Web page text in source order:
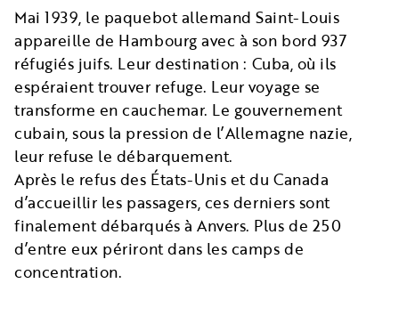
Mai 1939, le paquebot allemand Saint-Louis
appareille de Hambourg avec à son bord 937
réfugiés juifs. Leur destination : Cuba, où ils
espéraient trouver refuge. Leur voyage se
transforme en cauchemar. Le gouvernement
cubain, sous la pression de l’Allemagne nazie,
leur refuse le débarquement.
Après le refus des États-Unis et du Canada
d’accueillir les passagers, ces derniers sont
finalement débarqués à Anvers. Plus de 250
d’entre eux périront dans les camps de
concentration.